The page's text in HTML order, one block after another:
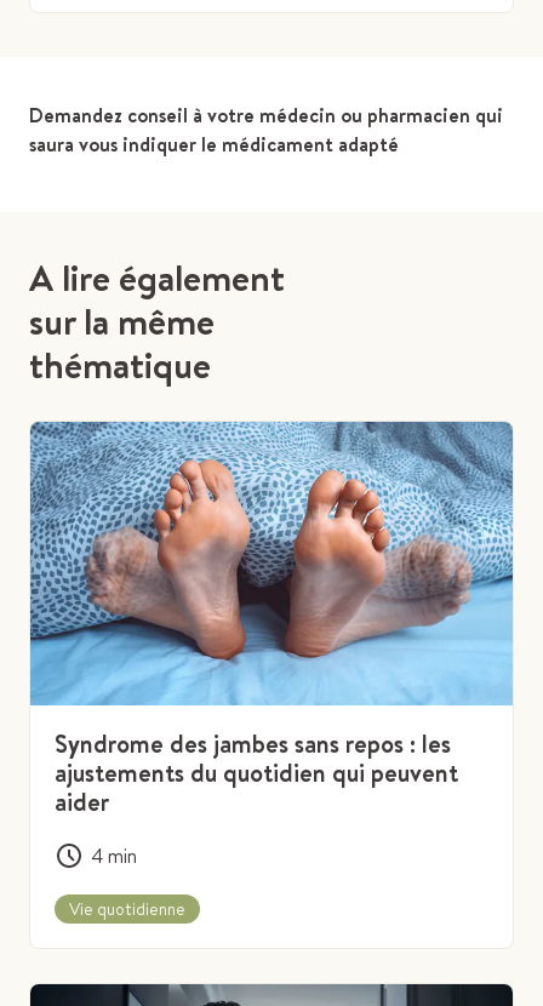
Demandez conseil à votre médecin ou pharmacien qui
saura vous indiquer le médicament adapté
A lire également
sur la même
thématique
Syndrome des jambes sans repos : les
ajustements du quotidien qui peuvent
aider
4min
Vie quotidienne